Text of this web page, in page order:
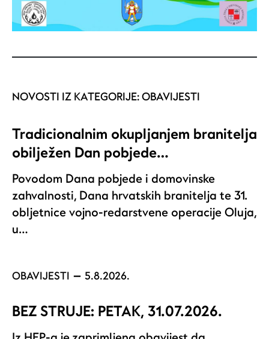
NOVOSTI IZ KATEGORIJE:OBAVIJESTI
Tradicionalnim okupljanjem branitelja
obilježen Dan pobjede…
Povodom Dana pobjede i domovinske
zahvalnosti, Dana hrvatskih branitelja te 31.
obljetnice vojno-redarstvene operacije Oluja,
u…
OBAVIJESTI 5.8.2026.
BEZ STRUJE: PETAK, 31.07.2026.